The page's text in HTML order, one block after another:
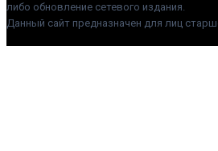
либо обновление сетевого издания.
Данный сайт предназначен для лиц